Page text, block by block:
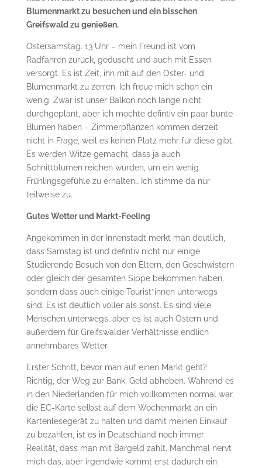
Blumenmarkt zu besuchen und ein bisschen
Greifswald zu genießen.
Ostersamstag. 13 Uhr – mein Freund ist vom
Radfahren zurück, geduscht und auch mit Essen
versorgt. Es ist Zeit, ihn mit auf den Oster- und
Blumenmarkt zu zerren. Ich freue mich schon ein
wenig. Zwar ist unser Balkon noch lange nicht
durchgeplant, aber ich möchte defintiv ein paar bunte
Blumen haben – Zimmerpflanzen kommen derzeit
nicht in Frage, weil es keinen Platz mehr für diese gibt.
Es werden Witze gemacht, dass ja auch
Schnittblumen reichen würden, um ein wenig
Frühlingsgefühle zu erhalten… Ich stimme da nur
teilweise zu.
Gutes Wetter und Markt-Feeling
Angekommen in der Innenstadt merkt man deutlich,
dass Samstag ist und defintiv nicht nur einige
Studierende Besuch von den Eltern, den Geschwistern
oder gleich der gesamten Sippe bekommen haben,
sondern dass auch einige Tourist*innen unterwegs
sind. Es ist deutlich voller als sonst. Es sind viele
Menschen unterwegs, aber es ist auch Ostern und
außerdem für Greifswalder Verhältnisse endlich
annehmbares Wetter.
Erster Schritt, bevor man auf einen Markt geht?
Richtig, der Weg zur Bank, Geld abheben. Während es
in den Niederlanden für mich vollkommen normal war,
die EC-Karte selbst auf dem Wochenmarkt an ein
Kartenlesegerät zu halten und damit meinen Einkauf
zu bezahlen, ist es in Deutschland noch immer
Realität, dass man mit Bargeld zahlt. Manchmal nervt
mich das, aber irgendwie kommt erst dadurch ein